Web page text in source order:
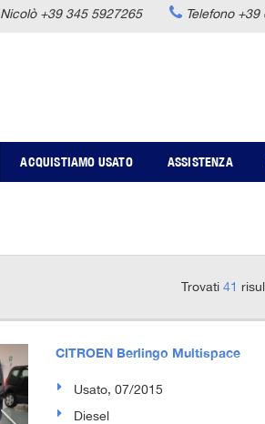
Nicolò +39 345 5927265 Telefono +39
ACQUISTIAMO USATO ASSISTENZA
Trovati 41
CITROEN Berlingo Multispace
Usato, 07/2015
Diesel